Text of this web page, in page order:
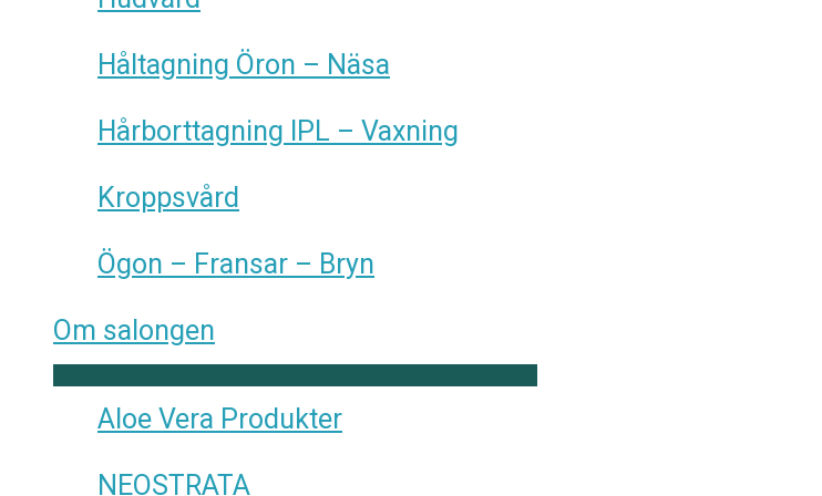
Håltagning Öron – Näsa
Hårborttagning IPL – Vaxning
Kroppsvård
Ögon – Fransar – Bryn
Om salongen
Aloe Vera Produkter
NEOSTRATA